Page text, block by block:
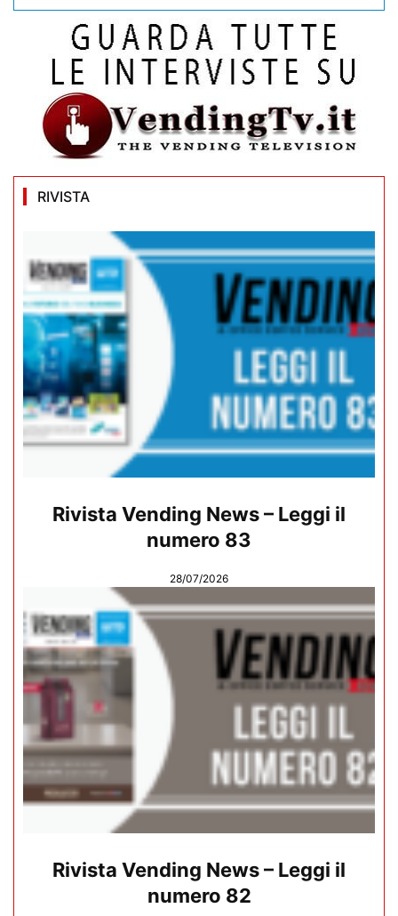
RIVISTA
Rivista Vending News – Leggi il
numero 83
28/07/2026
Rivista Vending News – Leggi il
numero 82